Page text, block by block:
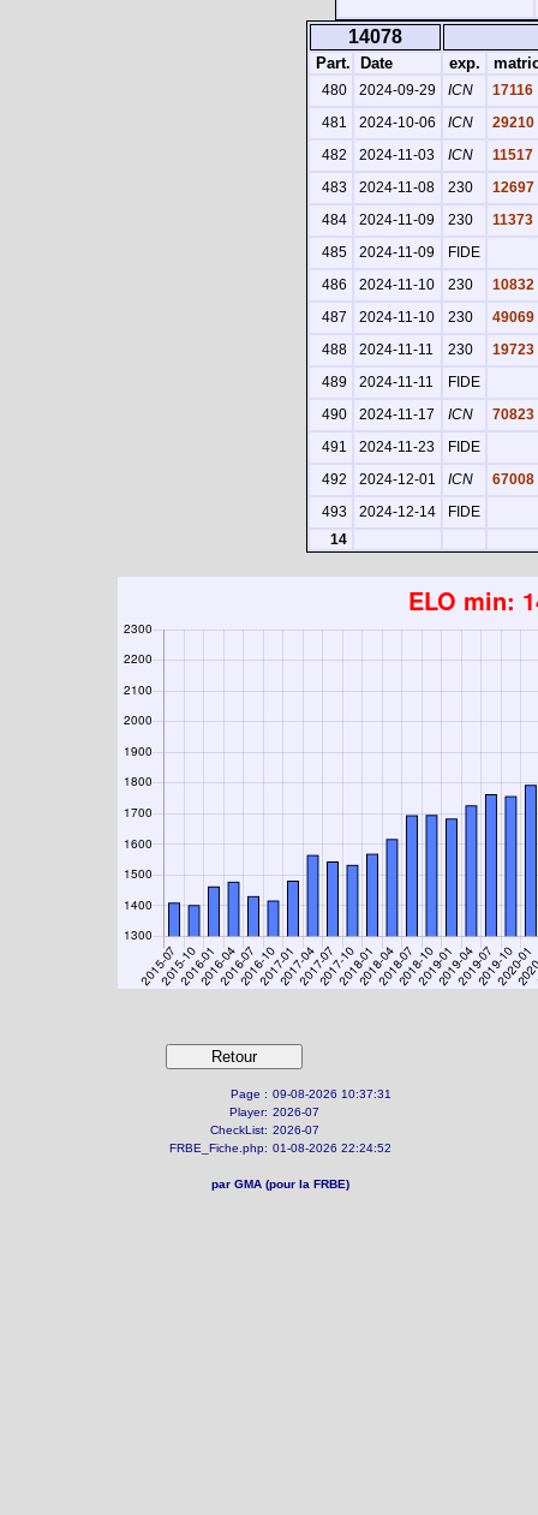
14078
Part. Date exp.
480 2024-09-29 ICN
17116
481
2024-10-06 ICN
29210
482
2024-11-03 ICN
11517
483
2024-11-08 230
12697
484
2024-11-09 230
11373
485
2024-11-09
FIDE
486
2024-11-10 230
10832
487
2024-11-10 230
49069
488
2024-11-11 230
19723
489
2024-11-11
FIDE
490
2024-11-17 ICN
70823
491
2024-11-23
FIDE
492
2024-12-01 ICN
67008
493
2024-12-14
FIDE
14
Page : 09-08-2026 10:37:31
Player: 2026-07
CheckList: 2026-07
FRBE_Fiche.php: 01-08-2026 22:24:52
par GMA (pour la FRBE)